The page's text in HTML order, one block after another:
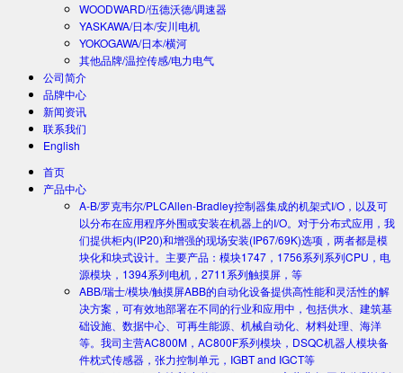
WOODWARD/伍德沃德/调速器
YASKAWA/日本/安川电机
YOKOGAWA/日本/横河
其他品牌/温控传感/电力电气
公司简介
品牌中心
新闻资讯
联系我们
English
首页
产品中心
A-B/罗克韦尔/PLCAllen-Bradley控制器集成的机架式I/O，以及可
以分布在应用程序外围或安装在机器上的I/O。对于分布式应用，我
们提供柜内(IP20)和增强的现场安装(IP67/69K)选项，两者都是模
块化和块式设计。主要产品：模块1747，1756系列系列CPU，电
源模块，1394系列电机，2711系列触摸屏，等
ABB/瑞士/模块/触摸屏ABB的自动化设备提供高性能和灵活性的解
决方案，可有效地部署在不同的行业和应用中，包括供水、建筑基
础设施、数据中心、可再生能源、机械自动化、材料处理、海洋
等。我司主营AC800M，AC800F系列模块，DSQC机器人模块备
件枕式传感器，张力控制单元，IGBT and IGCT等